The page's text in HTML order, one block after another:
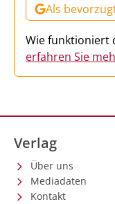
Als
Wie funktioniert
erfahren Sie
Verlag
Über uns
Mediadaten
Kontakt